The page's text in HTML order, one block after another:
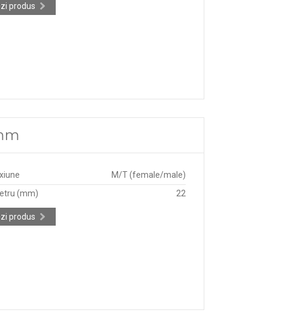
produs
M/T (female/male)
(mm)
22
produs